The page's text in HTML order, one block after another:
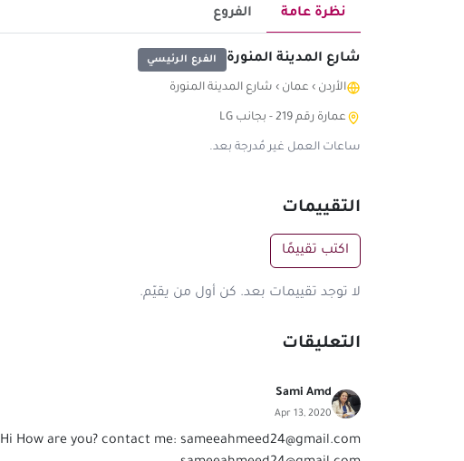
نظرة عامة الفروع
شارع المدينة المنورة الفرع الرئيسي
الأردن › عمان › شارع المدينة المنورة
عمارة رقم 219 - بجانب LG
ساعات العمل غير مُدرجة بعد.
التقييمات
اكتب تقييمًا
لا توجد تقييمات بعد. كن أول من يقيّم.
التعليقات
Sami Amd
Apr 13, 2020
Hi How are you? contact me: sameeahmeed24@gmail.com